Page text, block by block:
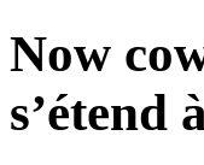
Now
s’étend